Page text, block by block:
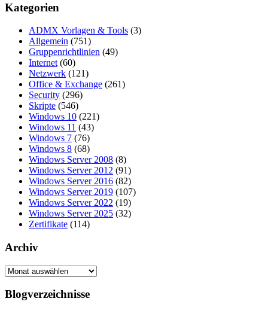
Kategorien
ADMX Vorlagen & Tools (3)
Allgemein (751)
Gruppenrichtlinien (49)
Internet (60)
Netzwerk (121)
Office & Exchange (261)
Security (296)
Skripte (546)
Windows 10 (221)
Windows 11 (43)
Windows 7 (76)
Windows 8 (68)
Windows Server 2008 (8)
Windows Server 2012 (91)
Windows Server 2016 (82)
Windows Server 2019 (107)
Windows Server 2022 (19)
Windows Server 2025 (32)
Zertifikate (114)
Archiv
Archiv
Blogverzeichnisse